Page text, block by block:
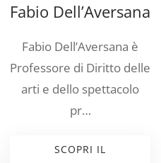
Fabio Dell’Aversana
Fabio Dell’Aversana è
Professore di Diritto delle
arti e dello spettacolo
pr…
SCOPRI IL